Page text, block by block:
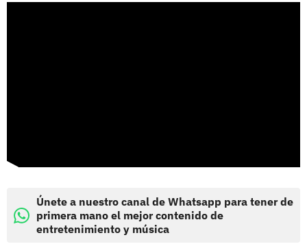
Únete a nuestro canal de Whatsapp para tener de
primera mano el mejor contenido de
entretenimiento y música